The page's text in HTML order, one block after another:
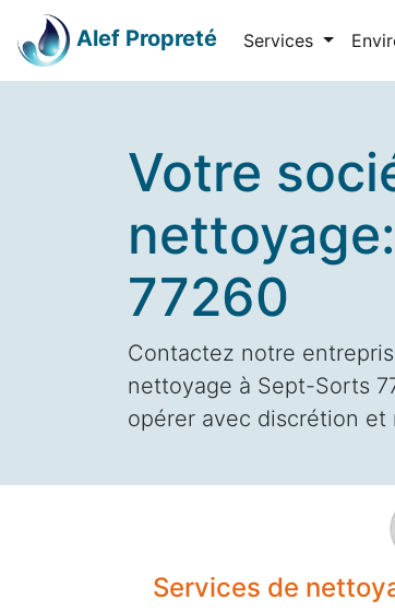
Alef Propreté Services
Votre
77260
Contactez notre
nettoyage à Sept-Sorts
opérer avec discrétion et
Services de